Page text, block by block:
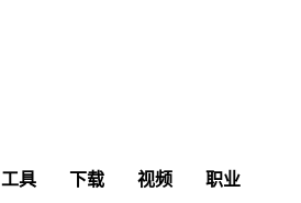
工具 下载 视频 职业